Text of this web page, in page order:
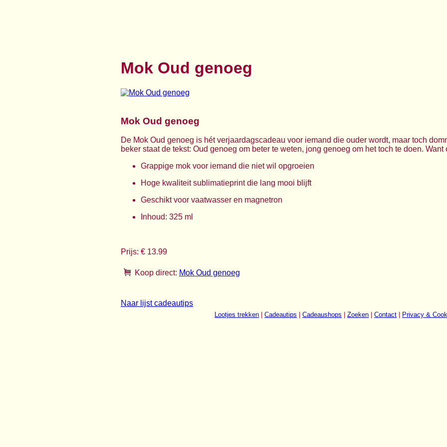
Mok Oud genoeg
Mok Oud genoeg
De Mok Oud genoeg is hét verjaardagscadeau voor iemand die ouder wordt, maar toch
beker staat de tekst: Oud genoeg om beter te weten, jong genoeg om het toch te doen.
Grappige mok voor iemand die niet wil opgroeien
Hoge kwaliteit sublimatieprint die lang mooi blijft
Geschikt voor vaatwasser en magnetron
Inhoud: 325 ml
Prijs: € 13.99
Koop direct: Mok Oud genoeg
Naar lijst cadeautips
Lootjes trekken Cadeautips Cadeaushops Zoeken Contact Privacy &